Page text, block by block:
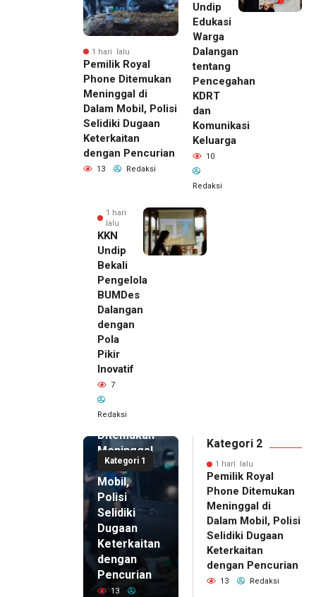
1 hari lalu
Pemilik Royal
Phone Ditemukan
Meninggal di
Dalam Mobil, Polisi
Selidiki Dugaan
Keterkaitan
dengan Pencurian
13 Redaksi
Undip
Edukasi
Warga
Dalangan
tentang
Pencegahan
KDRT
dan
Komunikasi
Keluarga
10
Redaksi
1 hari
lalu
KKN
Undip
Bekali
Pengelola
BUMDes
Dalangan
dengan
Pola
Pikir
Inovatif
7
Redaksi
Kategori 1
Pemilik
Royal
Phone
Ditemukan
Meninggal
di Dalam
Mobil,
Polisi
Selidiki
Dugaan
Keterkaitan
dengan
Pencurian
13
Kategori 2
1 hari lalu
Pemilik Royal
Phone Ditemukan
Meninggal di
Dalam Mobil, Polisi
Selidiki Dugaan
Keterkaitan
dengan Pencurian
13 Redaksi